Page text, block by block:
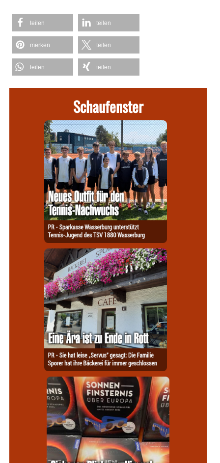
teilen teilen
merken teilen
teilen teilen
Schaufenster